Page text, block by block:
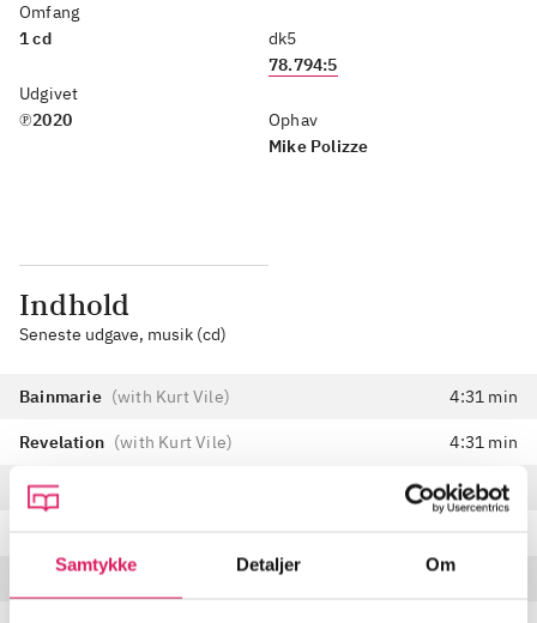
Samtykke Detaljer Om
Omfang
1 cd
Udgivet
℗2020
dk5
78.794:5
Ophav
Mike Polizze
Indhold
Seneste udgave, musik (cd)
Bainmarie (with Kurt Vile) 4:31 min
Revelation (with Kurt Vile) 4:31 min
Cheewawa 2:26 min
Eyes Reach Across